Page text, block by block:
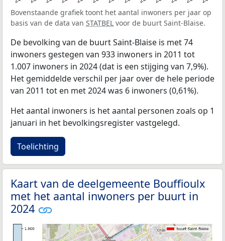
Bovenstaande grafiek toont het aantal inwoners per jaar op
basis van de data van STATBEL voor de buurt Saint-Blaise.
De bevolking van de buurt Saint-Blaise is met 74
inwoners gestegen van 933 inwoners in 2011 tot
1.007 inwoners in 2024 (dat is een stijging van 7,9%).
Het gemiddelde verschil per jaar over de hele periode
van 2011 tot en met 2024 was 6 inwoners (0,61%).
Het aantal inwoners is het aantal personen zoals op 1
januari in het bevolkingsregister vastgelegd.
Toelichting
Kaart van de deelgemeente Bouffioulx
met het aantal inwoners per buurt in
2024